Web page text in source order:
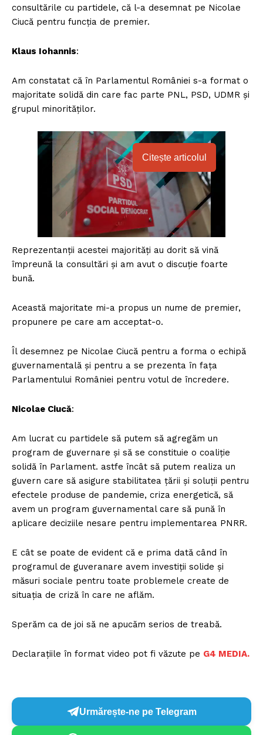
consultările cu partidele, că l-a desemnat pe Nicolae
Ciucă pentru funcția de premier.
Klaus Iohannis:
Am constatat că în Parlamentul României s-a format o
majoritate solidă din care fac parte PNL, PSD, UDMR și
grupul minorităților.
Citește articolul
Reprezentanții acestei majorități au dorit să vină
împreună la consultări și am avut o discuție foarte
bună.
Această majoritate mi-a propus un nume de premier,
propunere pe care am acceptat-o.
Îl desemnez pe Nicolae Ciucă pentru a forma o echipă
guvernamentală și pentru a se prezenta în fața
Parlamentului României pentru votul de încredere.
Nicolae Ciucă:
Am lucrat cu partidele să putem să agregăm un
program de guvernare și să se constituie o coaliție
solidă în Parlament. astfe încât să putem realiza un
guvern care să asigure stabilitatea țării și soluții pentru
efectele produse de pandemie, criza energetică, să
avem un program guvernamental care să pună în
aplicare deciziile nesare pentru implementarea PNRR.
E cât se poate de evident că e prima dată când în
programul de guveranare avem investiții solide și
măsuri sociale pentru toate problemele create de
situația de criză în care ne aflăm.
Sperăm ca de joi să ne apucăm serios de treabă.
Declarațiile în format video pot fi văzute pe G4 MEDIA.
Urmărește-ne pe Telegram